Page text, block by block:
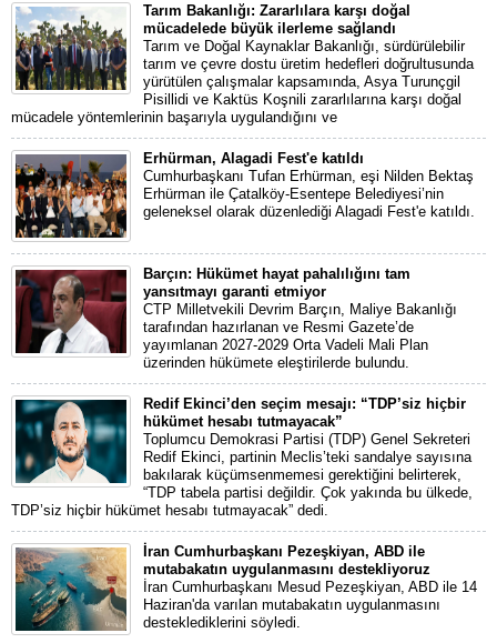
Tarım Bakanlığı: Zararlılara karşı doğal
mücadelede büyük ilerleme sağlandı
Tarım ve Doğal Kaynaklar Bakanlığı, sürdürülebilir
tarım ve çevre dostu üretim hedefleri doğrultusunda
yürütülen çalışmalar kapsamında, Asya Turunçgil
Pisillidi ve Kaktüs Koşnili zararlılarına karşı doğal
mücadele yöntemlerinin başarıyla uygulandığını ve
Erhürman, Alagadi Fest'e katıldı
Cumhurbaşkanı Tufan Erhürman, eşi Nilden Bektaş
Erhürman ile Çatalköy-Esentepe Belediyesi’nin
geleneksel olarak düzenlediği Alagadi Fest'e katıldı.
Barçın: Hükümet hayat pahalılığını tam
yansıtmayı garanti etmiyor
CTP Milletvekili Devrim Barçın, Maliye Bakanlığı
tarafından hazırlanan ve Resmi Gazete’de
yayımlanan 2027-2029 Orta Vadeli Mali Plan
üzerinden hükümete eleştirilerde bulundu.
Redif Ekinci’den seçim mesajı: “TDP’siz hiçbir
hükümet hesabı tutmayacak”
Toplumcu Demokrasi Partisi (TDP) Genel Sekreteri
Redif Ekinci, partinin Meclis’teki sandalye sayısına
bakılarak küçümsenmemesi gerektiğini belirterek,
“TDP tabela partisi değildir. Çok yakında bu ülkede,
TDP’siz hiçbir hükümet hesabı tutmayacak” dedi.
İran Cumhurbaşkanı Pezeşkiyan, ABD ile
mutabakatın uygulanmasını destekliyoruz
İran Cumhurbaşkanı Mesud Pezeşkiyan, ABD ile 14
Haziran'da varılan mutabakatın uygulanmasını
desteklediklerini söyledi.